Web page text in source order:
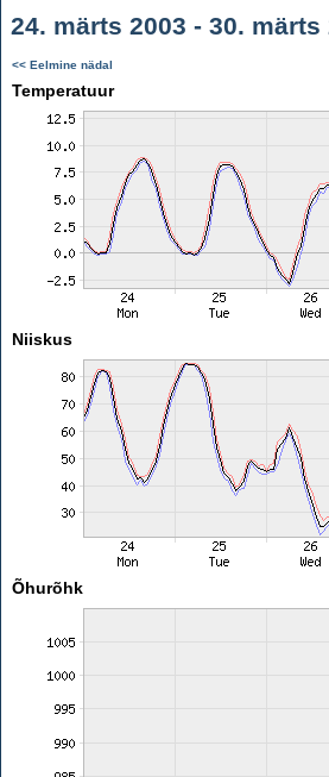
24. märts 2003 - 30. märts
<< Eelmine nädal
Temperatuur
Niiskus
Õhurõhk